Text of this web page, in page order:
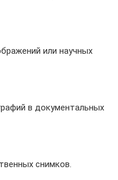
или научных
в документальных
снимков.